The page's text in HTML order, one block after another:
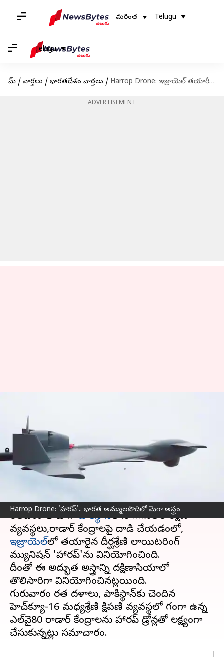
మరింత Telugu
Telugu
హోమ్ / వార్తలు / భారతదేశం వార్తలు / Harrop Drone: ఇజ్రాయెల్‌ తయారీ దీర్ఘశ్రేణి లాయిటరింగ్‌ మ్యునిషన్‌ 'హారప్‌'.. భారత అమ్ములపొదిలో మెగా అస్త్రం
ADVERTISEMENT
Harrop Drone: 'హారప్‌'.. భారత అమ్ములపొదిలో మెగా అస్త్రం
దీర్ఘశ్రేణి లాయిటరింగ్‌ మ్యునిషన్‌
'హారప్‌'.. భారత అమ్ములపొదిలో
మెగా అస్త్రం
వ్రాసిన వారు Sirish Praharaju May 09, 2025
భారతదేశం తాజాగాపాకిస్థాన్‌లోని గగనతల రక్షణ
వ్యవస్థలు,రాడార్‌ కేంద్రాలపై దాడి చేయడంలో,
ఇజ్రాయెల్‌లో తయారైన దీర్ఘశ్రేణి లాయిటరింగ్‌
మ్యునిషన్‌ 'హారప్‌'ను వినియోగించింది.
దీంతో ఈ అద్భుత అస్త్రాన్ని దక్షిణాసియాలో
తొలిసారిగా వినియోగించినట్లయింది.
గురువారం భారత దళాలు, పాకిస్థాన్‌కు చెందిన
హెచ్‌క్యూ-16 మధ్యశ్రేణి క్షిపణి వ్యవస్థలో భాగంగా ఉన్న
ఎల్‌వై80 రాడార్‌ కేంద్రాలను హారప్‌ డ్రోన్లతో లక్ష్యంగా